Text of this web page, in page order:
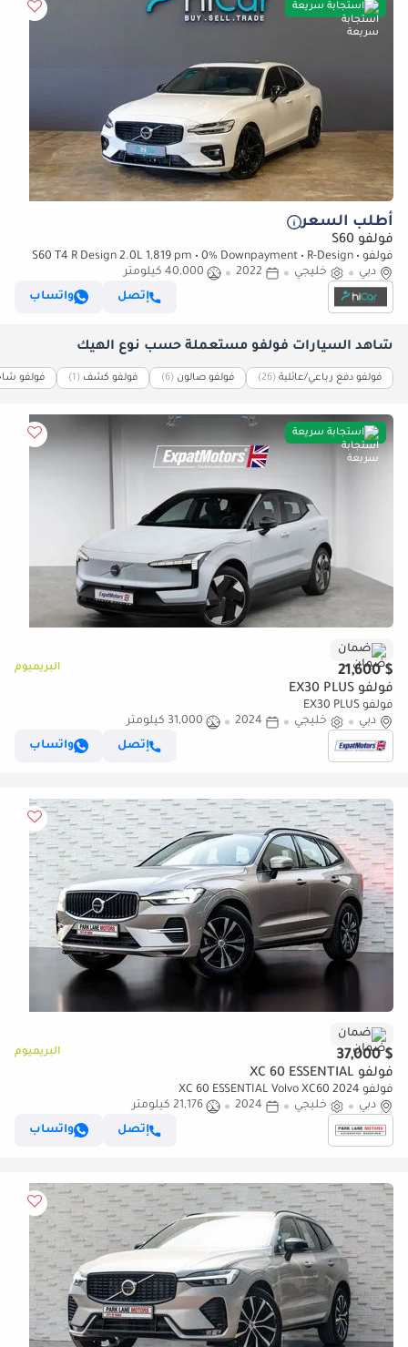
استجابة سريعة
أطلب السعر
فولفو S60
فولفو S60 T4 R Design 2.0L 1,819 pm • 0% Downpayment • R-Design •
Agency Warranty
دبي خليجي 2022
40,000 كيلومتر
إتصل
واتساب
شاهد السيارات فولفو مستعملة حسب نوع الهيك
فولفو دفع رباعي/عائلية (26) فولفو صالون (6) فولفو كشف (1) فولفو
استجابة سريعة
ضمان
$ 21,600 البريميوم
فولفو EX30 PLUS
فولفو EX30 PLUS
دبي
خليجي 2024
31,000 كيلومتر
إتصل
واتساب
ضمان
$ 37,000 البريميوم
فولفو XC 60 ESSENTIAL
فولفو XC 60 ESSENTIAL Volvo XC60 2024
دبي
خليجي 2024
21,176 كيلومتر
إتصل
واتساب